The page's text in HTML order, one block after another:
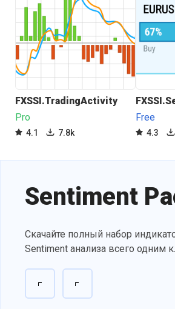
FXSSI.TradingActivity
Pro
4.1 7.8k
Free
4.3
Sentiment
Скачайте полный набор
Sentiment анализа всего одним